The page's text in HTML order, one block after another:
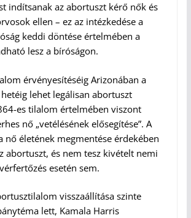
indítsanak az abortuszt kérő nők és
ellen – ez az intézkedése a
keddi döntése értelmében a
lesz a bíróságon.
érvényesítéséig Arizonában a
lehet legálisan abortuszt
es tilalom értelmében viszont
nő „vetélésének elősegítése”. A
nő életének megmentése érdekében
abortuszt, és nem tesz kivételt nemi
esetén sem.
visszaállítása szinte
lett, Kamala Harris